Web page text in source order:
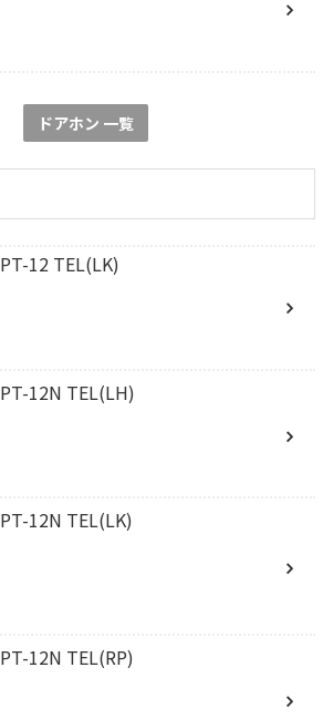
ドアホン 一覧
PT-12 TEL(LK)
PT-12N TEL(LH)
PT-12N TEL(LK)
PT-12N TEL(RP)